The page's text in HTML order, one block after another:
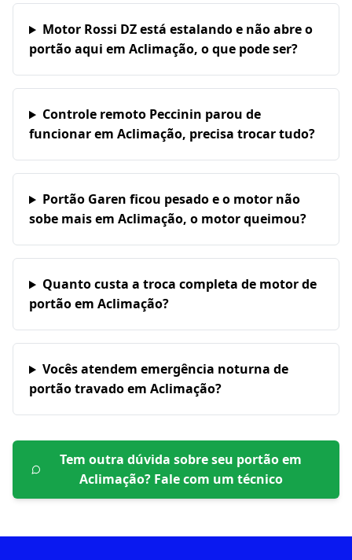
Motor Rossi DZ está estalando e não abre o
portão aqui em Aclimação, o que pode ser?
Controle remoto Peccinin parou de
funcionar em Aclimação, precisa trocar tudo?
Portão Garen ficou pesado e o motor não
sobe mais em Aclimação, o motor queimou?
Quanto custa a troca completa de motor de
portão em Aclimação?
Vocês atendem emergência noturna de
portão travado em Aclimação?
Tem outra dúvida sobre seu portão em
Aclimação? Fale com um técnico